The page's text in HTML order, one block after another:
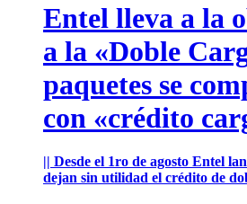
Entel lleva a la
a la «Doble
paquetes se
con «crédito
|| Desde el 1ro de agosto Entel
dejan sin utilidad el crédito de